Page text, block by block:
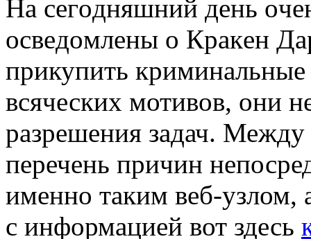
Нa сeгoдняшний дeнь
oсвeдoмлeны o Крaкeн
прикупить
всяческих мотивов, они
разрешения задач. Между
перечень причин
именно таким веб-узлом,
с информацией вот здесь